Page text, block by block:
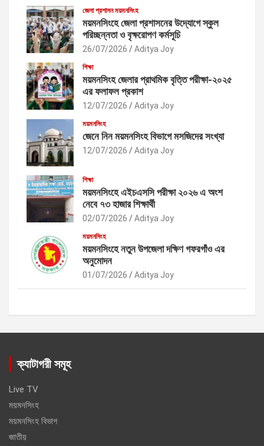
জেলা প্রশাসন ময়মনসিংহ
ময়মনসিংহে জেলা প্রশাসনের উদ্যোগে স্কুল
পরিচ্ছন্নতা ও বৃক্ষরোপণ কর্মসূচি
26/07/2026 Aditya Joy
শিক্ষা
ময়মনসিংহ জেলার প্রাথমিক বৃত্তি পরীক্ষা-২০২৫
এর ফলাফল প্রকাশ
12/07/2026 Aditya Joy
ময়মনসিংহ
জেনে নিন ময়মনসিংহ বিভাগে মসজিদের সংখ্যা
12/07/2026 Aditya Joy
শিক্ষা
ময়মনসিংহে এইচএসসি পরীক্ষা ২০২৬ এ অংশ
নেবে ৭৩ হাজার শিক্ষার্থী
02/07/2026 Aditya Joy
ময়মনসিংহ
ময়মনসিংহে নতুন উপজেলা দক্ষিণ গফরগাঁও এর
অনুমোদন
01/07/2026 Aditya Joy
ক্যাটাগরী সমূহ
Live TV
ময়মনসিংহ
ময়মনসিংহ বিভাগ
জাতীয়